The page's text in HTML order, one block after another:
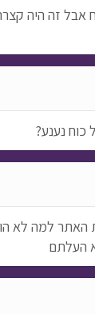
כוח נענע?
האתר למה לא
העלתם